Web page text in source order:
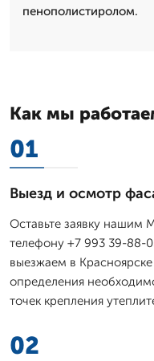
пенополистиролом.
Как мы
01
Выезд и осмотр
Оставьте заявку нашим
телефону +7 993 39-88-
выезжаем в
определения
точек крепления
02